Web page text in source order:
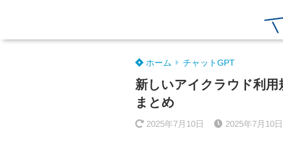
ホーム チャットGPT
新しいアイクラウド利
まとめ
2025年7月10日 2025年7月10日